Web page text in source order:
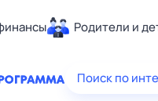
Родители и
Здоровье
Поиск по